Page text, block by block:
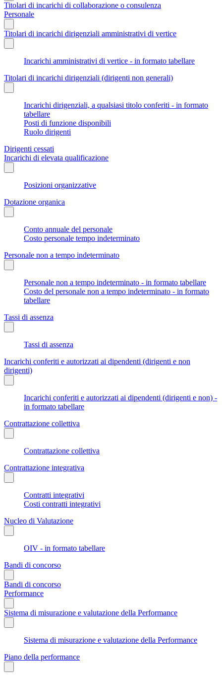
Titolari di incarichi di collaborazione o consulenza
Personale
Titolari di incarichi dirigenziali amministrativi di vertice
Incarichi amministrativi di vertice - in formato tabellare
Titolari di incarichi dirigenziali (dirigenti non generali)
Incarichi dirigenziali, a qualsiasi titolo conferiti - in formato
tabellare
Posti di funzione disponibili
Ruolo dirigenti
Dirigenti cessati
Incarichi di elevata qualificazione
Posizioni organizzative
Dotazione organica
Conto annuale del personale
Costo personale tempo indeterminato
Personale non a tempo indeterminato
Personale non a tempo indeterminato - in formato tabellare
Costo del personale non a tempo indeterminato - in formato
tabellare
Tassi di assenza
Tassi di assenza
Incarichi conferiti e autorizzati ai dipendenti (dirigenti e non
dirigenti)
Incarichi conferiti e autorizzati ai dipendenti (dirigenti e non) -
in formato tabellare
Contrattazione collettiva
Contrattazione collettiva
Contrattazione integrativa
Contratti integrativi
Costi contratti integrativi
Nucleo di Valutazione
OIV - in formato tabellare
Bandi di concorso
Bandi di concorso
Performance
Sistema di misurazione e valutazione della Performance
Sistema di misurazione e valutazione della Performance
Piano della performance